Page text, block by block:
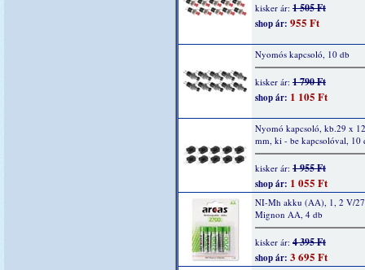
kisker ár: 1 505 Ft
shop ár: 955 Ft
Nyomós kapcsoló, 10 db
kisker ár: 1 790 Ft
shop ár: 1 105 Ft
Nyomó kapcsoló, kb.29 x
mm, ki - be kapcsolóval, 10
kisker ár: 1 955 Ft
shop ár: 1 055 Ft
NI-Mh akku (AA), 1, 2 V/
Mignon AA, 4 db
kisker ár: 4 395 Ft
shop ár: 3 695 Ft